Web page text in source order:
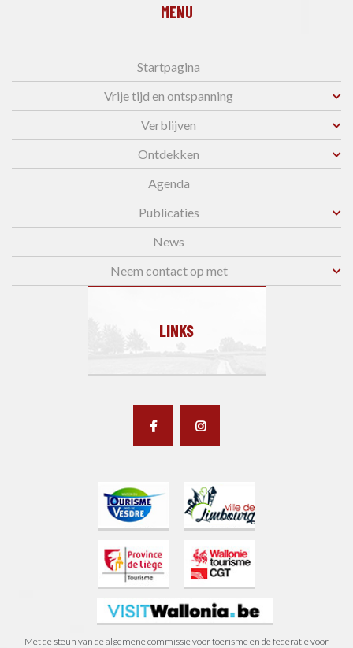
MENU
Startpagina
Vrije tijd en ontspanning
Verblijven
Ontdekken
Agenda
Publicaties
News
Neem contact op met
LINKS
Met de steun van de algemene commissie voor toerisme en de federatie voor